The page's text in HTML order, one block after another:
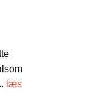
læs